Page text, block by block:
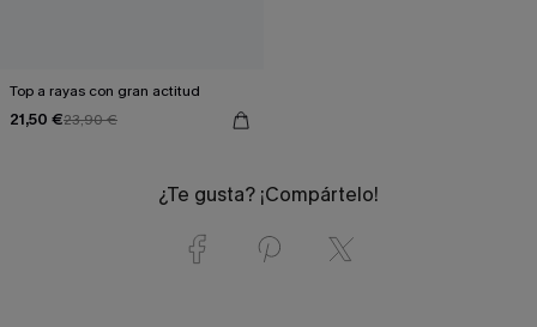
Top a rayas con gran actitud
21,50 €23,90 €
¿Te gusta? ¡Compártelo!